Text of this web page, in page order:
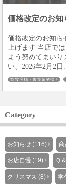
価格改定のお知
価格改定のお知ら
上げます 当店で
よう努めてまいり
い、2026年2月2日
飲食店様・販売業者様
Category
お知らせ (116) 商
お店自慢 (19) Ｑ
クリスマス (8) 学